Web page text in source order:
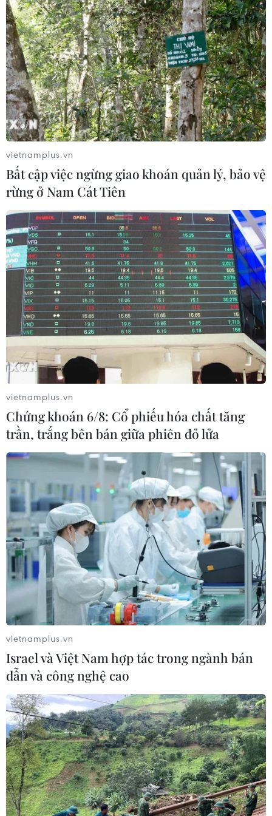
mạnh hơn dự báo
Ngày 16/5, Chính phủ Nhật Bản
công bố số liệu cho thấy GDP thực
tế của nước này trong quý từ
tháng 1-tháng 3/2024 giảm 2% so
với cùng kỳ năm ngoái, đánh dấu
lần giảm đầu tiên trong 2 quý.
(TTXVN/Vietnam+)
#Nhật Bản-Mỹ
#Thặng dư thương mại
#Kinh tế Nhật Bản
#đồng yen yếu
#Đối tác thương mại
Theo dõi VietnamPlus
TIN LIÊN QUAN
IMF dự báo Ấn Độ vượt Nhật Bản thành
nền kinh tế lớn thứ 4 thế giới vào năm
2025
vietnamplus.vn
Bất cập việc ngừng giao khoán quản lý, bảo vệ
rừng ở Nam Cát Tiên
vietnamplus.vn
Chứng khoán 6/8: Cổ phiếu hóa chất tăng
trần, trắng bên bán giữa phiên đỏ lửa
vietnamplus.vn
Israel và Việt Nam hợp tác trong ngành bán
dẫn và công nghệ cao